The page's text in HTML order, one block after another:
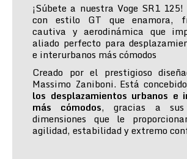
¡Súbete a nuestra Voge SR1
con estilo GT que enamora,
cautiva y aerodinámica que
aliado perfecto para
e interurbanos más cómodos
Creado por el prestigioso
Massimo Zaniboni. Está
los desplazamientos urbanos e
más cómodos, gracias a sus
dimensiones que le
agilidad, estabilidad y extremo